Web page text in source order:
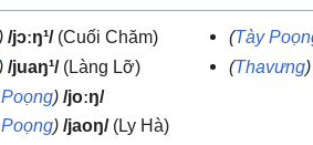
/jɔːŋ¹/(Cuối Chăm)
/juaŋ¹/(Làng Lỡ)
) /joːŋ/
) /jaoŋ/(Ly Hà)
(Tày
(Thavưng)